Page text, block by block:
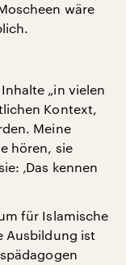
wäre
„in vielen
Kontext,
Meine
hören, sie
‚Das kennen
für Islamische
Ausbildung ist